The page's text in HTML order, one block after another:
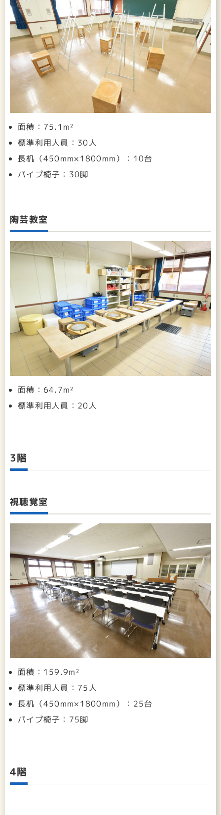
面積：75.1m²
標準利用人員：30人
長机（450mm×1800mm）：10台
パイプ椅子：30脚
陶芸教室
面積：64.7m²
標準利用人員：20人
3階
視聴覚室
面積：159.9m²
標準利用人員：75人
長机（450mm×1800mm）：25台
パイプ椅子：75脚
4階